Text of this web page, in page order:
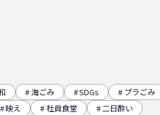
海ごみ SDGs
プラごみ
映え 社員食堂
二日酔い